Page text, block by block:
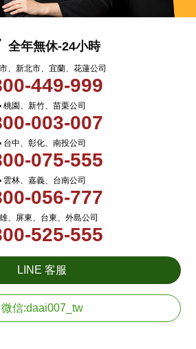
全年無休-24小時
、新北市、宜蘭、花蓮公司
449-999
桃園、新竹、苗栗公司
003-007
台中、彰化、南投公司
075-555
雲林、嘉義、台南公司
056-777
、屏東、台東、外島公司
525-555
LINE 客服
微信:daai007_tw